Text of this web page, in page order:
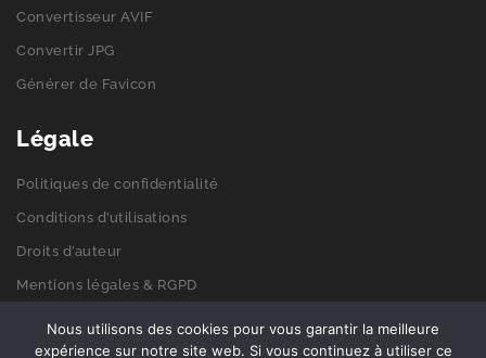
Convertisseur AVIF
Convertir JPG
Générer de Favicon
Légale
Politiques de confidentialité
Conditions d’utilisations
Droits d’auteur
Mentions légales & RGPD
Nous utilisons des cookies pour vous garantir la meilleure
expérience sur notre site web. Si vous continuez à utiliser ce